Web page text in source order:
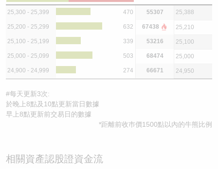
25,300 - 25,399 470 55307 25,388
25,200 - 25,299 632 67438 25,210
25,100 - 25,199 339 53216 25,100
25,000 - 25,099 503 68474 25,000
24,900 - 24,999 274 66671 24,950
#每天更新3次:
於晚上8點及10點更新當日數據
早上8點更新前交易日的數據
*距離前收巿價1500點以內的牛熊比例
相關資產認股證資金流